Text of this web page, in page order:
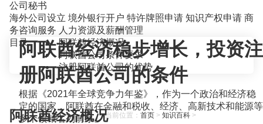
公司秘书
海外公司设立 境外银行开户 特许牌照申请 知识产权申请 商
务咨询服务 人力资源及薪酬管理
当前位置： 首页> 知识百科>
阿联酋经济稳步增长，投资注
册阿联酋公司的条件
根据《2021年全球竞争力年鉴》，作为一个政治和经济稳
定的国家，阿联酋在金融和税收、经济、高新技术和能源等
多个领域名列前茅。
目录
阿联酋经济概况
阿联酋公司条件要求
注册阿联酋公司的优势
阿联酋经济概况